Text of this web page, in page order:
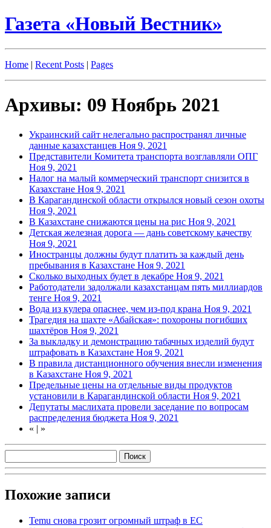
Газета «Новый Вестник»
Home | Recent Posts | Pages
Архивы: 09 Ноябрь 2021
Украинский сайт нелегально распространял личные
данные казахстанцев Ноя 9, 2021
Представители Комитета транспорта возглавляли ОПГ
Ноя 9, 2021
Налог на малый коммерческий транспорт снизится в
Казахстане Ноя 9, 2021
В Карагандинской области открылся новый сезон охоты
Ноя 9, 2021
В Казахстане снижаются цены на рис Ноя 9, 2021
Детская железная дорога — дань советскому качеству
Ноя 9, 2021
Иностранцы должны будут платить за каждый день
пребывания в Казахстане Ноя 9, 2021
Сколько выходных будет в декабре Ноя 9, 2021
Работодатели задолжали казахстанцам пять миллиардов
тенге Ноя 9, 2021
Вода из кулера опаснее, чем из-под крана Ноя 9, 2021
Трагедия на шахте «Абайская»: похороны погибших
шахтёров Ноя 9, 2021
За выкладку и демонстрацию табачных изделий будут
штрафовать в Казахстане Ноя 9, 2021
В правила дистанционного обучения внесли изменения
в Казахстане Ноя 9, 2021
Предельные цены на отдельные виды продуктов
установили в Карагандинской области Ноя 9, 2021
Депутаты маслихата провели заседание по вопросам
распределения бюджета Ноя 9, 2021
« | »
Похожие записи
Temu снова грозит огромный штраф в ЕС